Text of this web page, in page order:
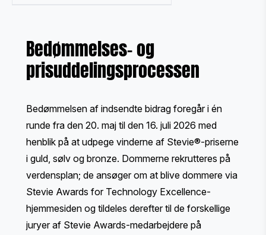
Bedømmelses- og
prisuddelingsprocessen
Bedømmelsen af indsendte bidrag foregår i én
runde fra den 20. maj til den 16. juli 2026 med
henblik på at udpege vinderne af Stevie®-priserne
i guld, sølv og bronze. Dommerne rekrutteres på
verdensplan; de ansøger om at blive dommere via
Stevie Awards for Technology Excellence-
hjemmesiden og tildeles derefter til de forskellige
juryer af Stevie Awards-medarbejdere på